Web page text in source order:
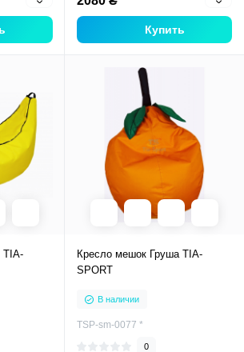
Купить
TIA-
Кресло мешок Груша TIA-
SPORT
В наличии
TSP-sm-0077 *
0